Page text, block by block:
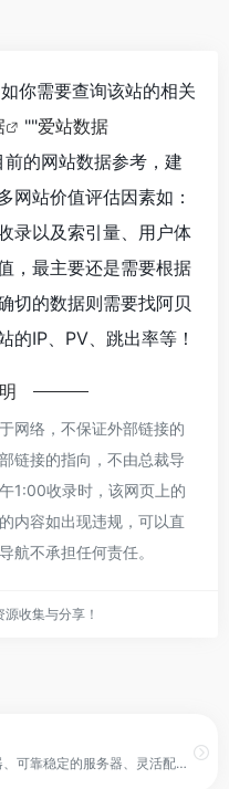
你需要查询该站的相关
""爱站数据
的网站数据参考，建
网站价值评估因素如：
录以及索引量、用户体
，最主要还是需要根据
切的数据则需要找阿贝
的IP、PV、跳出率等！
网络，不保证外部链接的
链接的指向，不由总裁导
1:00收录时，该网页上的
内容如出现违规，可以直
航不承担任何责任。
收集与分享！
浪浪云 云服务器、高性能服务器、可靠稳定的服务器、灵活配置、可扩展资源、安全可靠的环境、快速响应时间、在线业务解决方案、个人网站、企业应用、电子商务平台、用户体验、云端发展